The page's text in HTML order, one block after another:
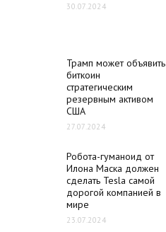
30.07.2024
Трамп может объявить
биткоин
стратегическим
резервным активом
США
27.07.2024
Робота-гуманоид от
Илона Маска должен
сделать Tesla самой
дорогой компанией в
мире
23.07.2024